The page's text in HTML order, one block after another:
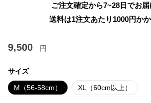
ご注文確定から7~28日でお
送料は1注文あたり 1000円か
9,500 円
サイズ
M（56-58cm） XL（60cm以上）